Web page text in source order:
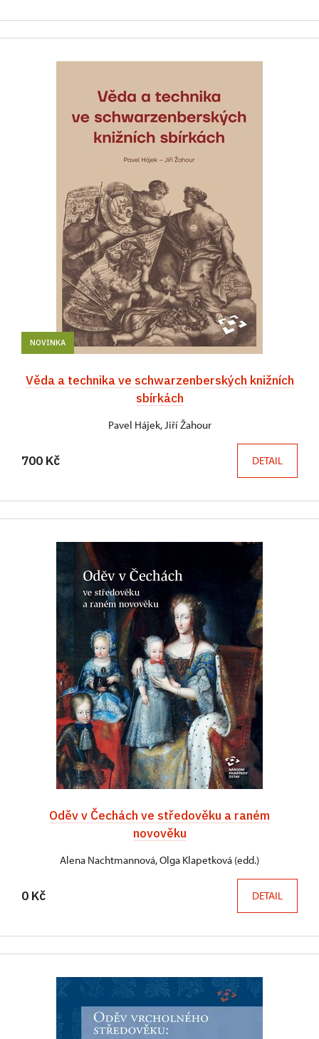
NOVINKA
Věda a technika ve schwarzenberských knižních
sbírkách
Pavel Hájek, Jiří Žahour
700 Kč DETAIL
Oděv v Čechách ve středověku a raném
novověku
Alena Nachtmannová, Olga Klapetková (edd.)
0 Kč DETAIL